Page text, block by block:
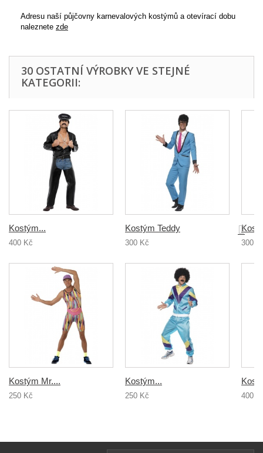
Adresu naší půjčovny karnevalových kostýmů a otevírací dobu
naleznete zde
30 OSTATNÍ VÝROBKY VE STEJNÉ
KATEGORII:
Kostým...
400 Kč
Kostým Mr....
250 Kč
Kostým Teddy
300 Kč
Kostým...
250 Kč
300
400